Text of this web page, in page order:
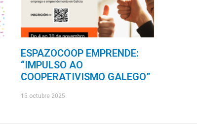
ESPAZOCOOP EMPRENDE:
“IMPULSO AO
COOPERATIVISMO GALEGO”
15 octubre 2025